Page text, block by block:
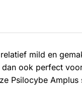
relatief mild en
dan ook perfect
Psilocybe Amplus